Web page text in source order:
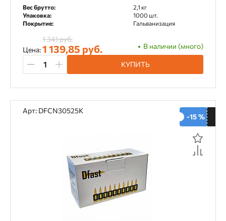
Тип инструмента
Аккумуляторный
Газовый
Кованые гвозди
Вес брутто:
2,1 кг
Упаковка:
1000 шт.
Покрытие:
Гальванизация
Цена:
1 341 руб.
1 139,85 руб. В наличии (много)
КУПИТЬ
Арт: DFCN30525K
-15 %